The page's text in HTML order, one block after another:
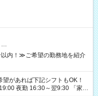
…
内！≫ご希望の勤務地を紹介
夜勤 16:30～翌9:30 「家族